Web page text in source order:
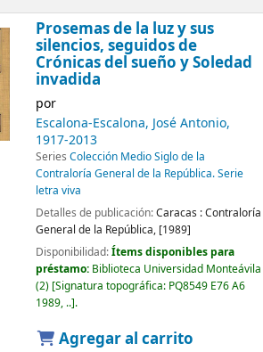
Prosemas de la luz y sus
silencios, seguidos de
Crónicas del sueño y Soledad
invadida
por
Escalona-Escalona, José Antonio,
1917-2013
Series Colección Medio Siglo de la
Contraloría General de la República. Serie
letra viva
Detalles de publicación:Caracas :Contraloría
General de la República, [1989]
Disponibilidad:Ítems disponibles para
préstamo: Biblioteca Universidad Monteávila
(2) Signatura topográfica: PQ8549 E76 A6
1989, .. .
Agregar al carrito